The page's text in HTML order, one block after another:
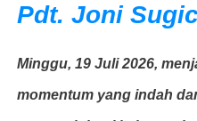
Pdt. Joni
Minggu, 19 Juli 2026,
momentum yang indah